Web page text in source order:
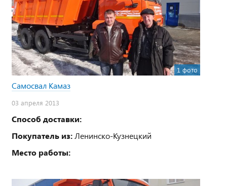
1 фото
Самосвал Камаз
03 апреля 2013
Способ доставки:
Покупатель из:Ленинско-Кузнецкий
Место работы: